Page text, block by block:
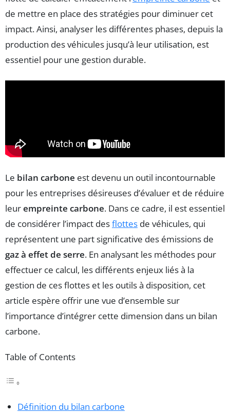
de mettre en place des stratégies pour diminuer cet
impact. Ainsi, analyser les différentes phases, depuis la
production des véhicules jusqu’à leur utilisation, est
essentiel pour une gestion durable.
Le bilan carbone est devenu un outil incontournable
pour les entreprises désireuses d’évaluer et de réduire
leurempreinte carbone. Dans ce cadre, il est essentiel
de considérer l’impact desflottes de véhicules, qui
représentent une part significative des émissions de
gaz à effet de serre. En analysant les méthodes pour
effectuer ce calcul, les différents enjeux liés à la
gestion de ces flottes et les outils à disposition, cet
article espère offrir une vue d’ensemble sur
l’importance d’intégrer cette dimension dans un bilan
carbone.
Table of Contents
Définition du bilan carbone